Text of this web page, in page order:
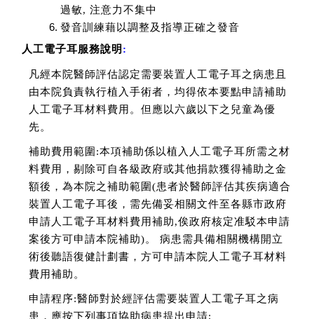
過敏, 注意力不集中
發音訓練藉以調整及指導正確之發音
人工電子耳服務說明 :
凡經本院醫師評估認定需要裝置人工電子耳之病患且
由本院負責執行植入手術者，均得依本要點申請補助
人工電子耳材料費用。但應以六歲以下之兒童為優
先。
補助費用範圍:本項補助係以植入人工電子耳所需之材
料費用，剔除可自各級政府或其他捐款獲得補助之金
額後，為本院之補助範圍(患者於醫師評估其疾病適合
裝置人工電子耳後，需先備妥相關文件至各縣市政府
申請人工電子耳材料費用補助,俟政府核定准駁本申請
案後方可申請本院補助)。 病患需具備相關機構開立
術後聽語復健計劃書，方可申請本院人工電子耳材料
費用補助。
申請程序:醫師對於經評估需要裝置人工電子耳之病
患，應按下列事項協助病患提出申請: